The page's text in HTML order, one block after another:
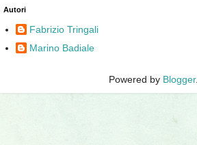
Autori
Fabrizio Tringali
Marino Badiale
Powered by Blogger.